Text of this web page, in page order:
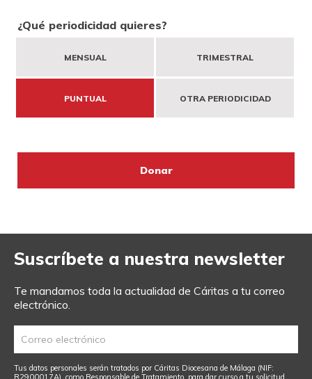
ACCESO PARA USUARIOS
PUBLICACIONES
ENTIDADES SOLIDARIAS
CANAL DE DENUNCIA
¿Qué periodicidad quieres?
MENSUAL TRIMESTRAL
PUNTUAL OTRA PERIODICIDAD
Suscríbete a nuestra newsletter
Te mandamos toda la actualidad de Cáritas a tu correo
electrónico.
Tus datos personales serán tratados por Cáritas Diocesana de Málaga (NIF: